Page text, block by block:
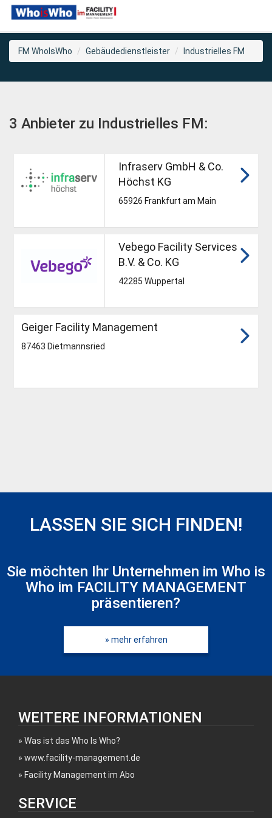
FM WhoIsWho Gebäudedienstleister Industrielles FM
3 Anbieter zu Industrielles FM:
Infraserv GmbH & Co.
Höchst KG
65926 Frankfurt am Main
Vebego Facility Services
B.V. & Co. KG
42285 Wuppertal
Geiger Facility Management
87463 Dietmannsried
LASSEN SIE SICH FINDEN!
Sie möchten Ihr Unternehmen im Who is
Who im FACILITY MANAGEMENT
präsentieren?
» mehr erfahren
WEITERE INFORMATIONEN
Was ist das Who Is Who?
www.facility-management.de
Facility Management im Abo
SERVICE